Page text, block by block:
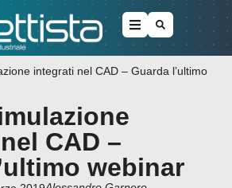
integrati nel CAD – Guarda l’ultimo
CAD –
webinar